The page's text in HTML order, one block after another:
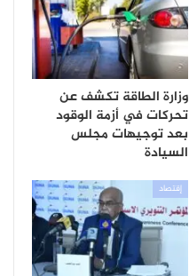
وزارة الطاقة تكشف عن
تحركات في أزمة الوقود
بعد توجيهات مجلس
السيادة
إقتصاد